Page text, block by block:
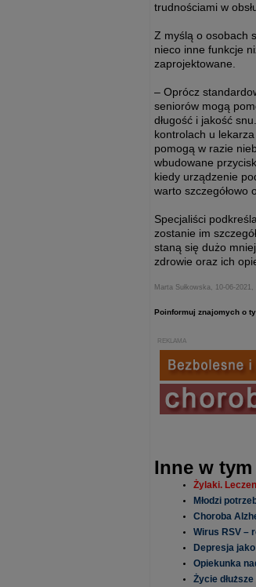
trudnościami w
Z myślą o osobach
nieco inne funkcje
zaprojektowane.
– Oprócz
seniorów mogą
długość i jakość
kontrolach u
pomogą w razie
wbudowane
kiedy urządzenie
warto szczegółowo
Specjaliści
zostanie im
staną się dużo
zdrowie oraz ich
Marta Sułkowska, 10-06-
Poinformuj znajomych o
REKLAMA
Inne w
Żylaki.
Młodzi
Choroba
Wirus RSV –
Depresja
Opiekunka
Życie